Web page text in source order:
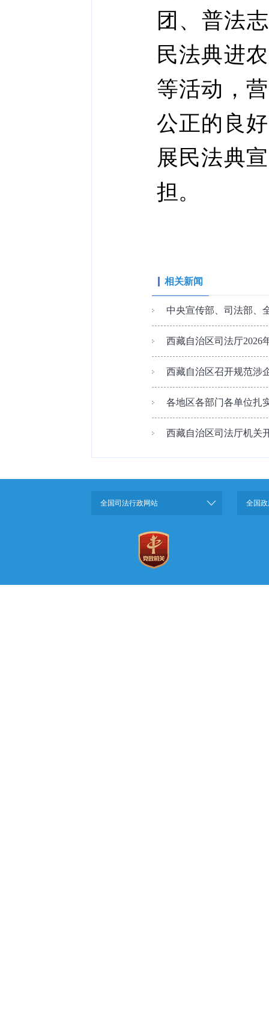
团、普法
民法典进
等活动，
公正的良
展民法典
担。
相关新闻
中央宣传部、司法部、
西藏自治区司法厅2026
西藏自治区召开规范涉
各地区各部门各单位扎
西藏自治区司法厅机关
全国司法行政网站 全国